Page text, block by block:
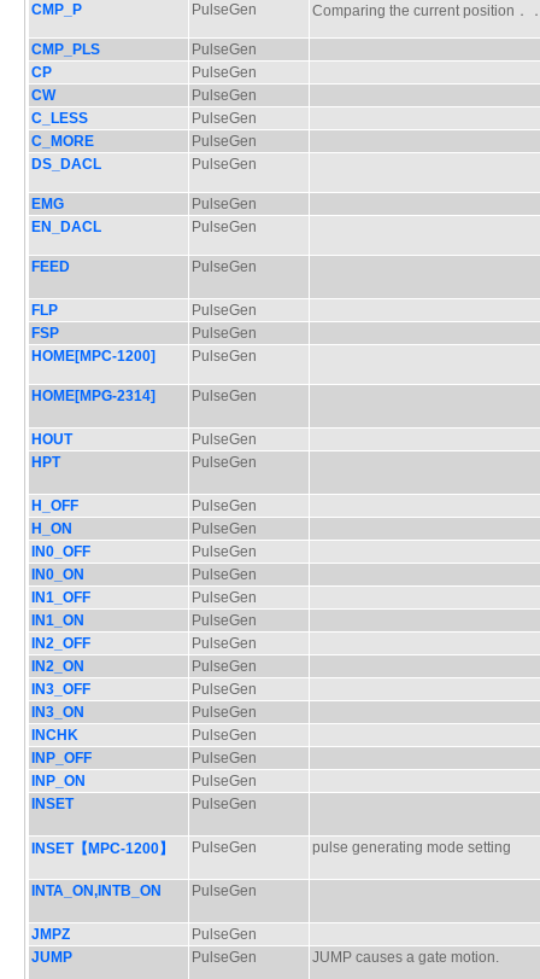
CMP_P
PulseGen Comparing the current position．
CMP_PLS
PulseGen
CP
PulseGen
CW
PulseGen
C_LESS
PulseGen
C_MORE
PulseGen
DS_DACL
PulseGen
EMG
PulseGen
EN_DACL
PulseGen
FEED PulseGen
FLP
PulseGen
FSP
PulseGen
HOME[MPC-1200]
PulseGen
HOME[MPG-2314] PulseGen
HOUT
PulseGen
HPT
PulseGen
H_OFF
PulseGen
H_ON
PulseGen
IN0_OFF
PulseGen
IN0_ON
PulseGen
IN1_OFF
PulseGen
IN1_ON
PulseGen
IN2_OFF
PulseGen
IN2_ON
PulseGen
IN3_OFF
PulseGen
IN3_ON
PulseGen
INCHK
PulseGen
INP_OFF
PulseGen
INP_ON
PulseGen
INSET
PulseGen
INSET【MPC-1200】 PulseGen pulse generating mode setting
INTA_ON,INTB_ON PulseGen
JMPZ
PulseGen
JUMP
PulseGen JUMP causes a gate motion.